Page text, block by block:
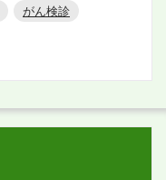
がん検診